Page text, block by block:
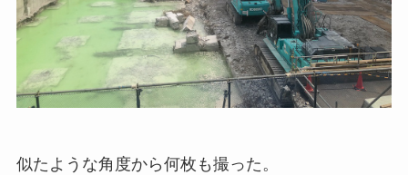
似たような角度から何枚も撮った。